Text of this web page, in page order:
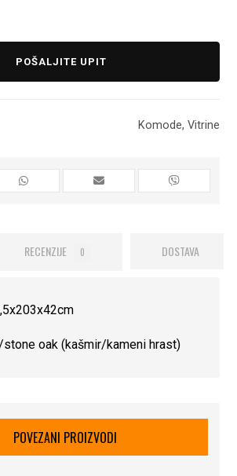
POŠALJITE UPIT
Komode, Vitrine
RECENZIJE 0 DOSTAVA
stone oak (kašmir/kameni hrast)
POVEZANI PROIZVODI